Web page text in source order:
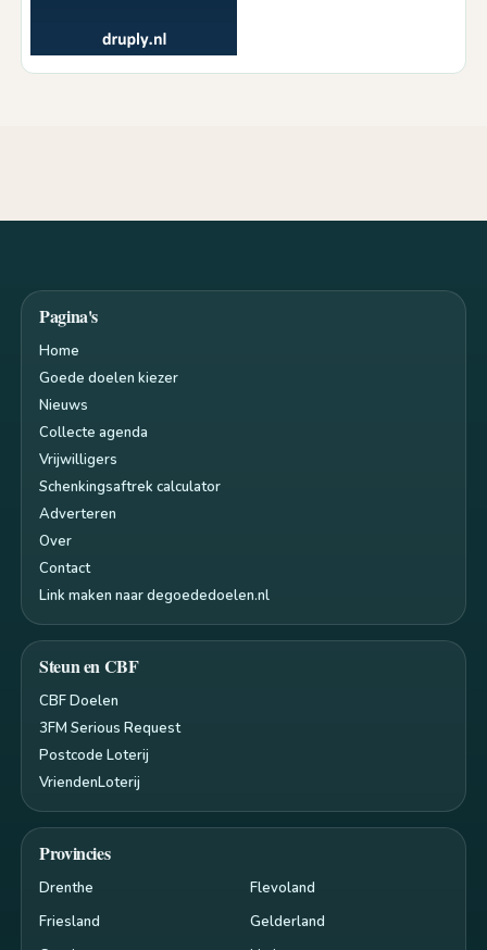
Pagina's
Home
Goede doelen kiezer
Nieuws
Collecte agenda
Vrijwilligers
Schenkingsaftrek calculator
Adverteren
Over
Contact
Link maken naar degoededoelen.nl
Steun en CBF
CBF Doelen
3FM Serious Request
Postcode Loterij
VriendenLoterij
Provincies
Drenthe
Flevoland
Friesland
Gelderland